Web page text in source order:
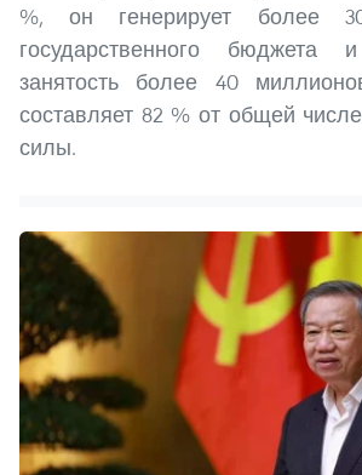
%, он генерирует более
государственного бюджета
занятость более 40
составляет 82 % от общей
силы.